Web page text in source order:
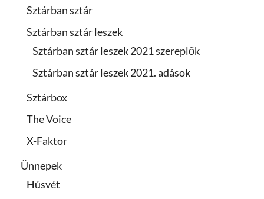
Sztárban sztár
Sztárban sztár leszek
Sztárban sztár leszek 2021 szereplők
Sztárban sztár leszek 2021. adások
Sztárbox
The Voice
X-Faktor
Ünnepek
Húsvét